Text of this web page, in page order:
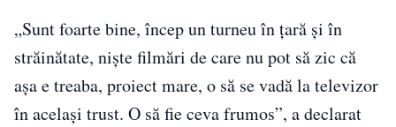
„Sunt foarte bine, încep un turneu în țară și în
străinătate, niște filmări de care nu pot să zic că
așa e treaba, proiect mare, o să se vadă la televizor
în același trust. O să fie ceva frumos”, a declarat